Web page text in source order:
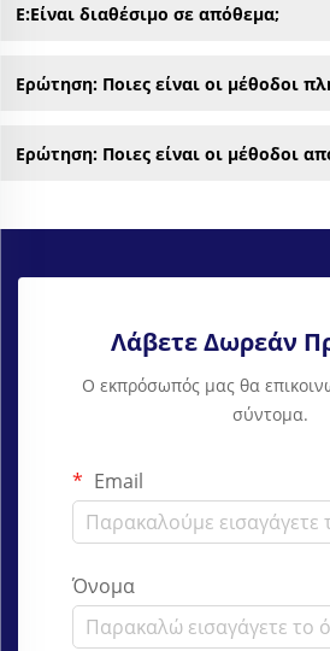
Ε:Είναι διαθέσιμο σε απόθεμα;
Ερώτηση: Ποιες είναι οι μέθοδοι
Ερώτηση: Ποιες είναι οι μέθοδοι
Λάβετε Δωρεάν
Ο εκπρόσωπός μας θα
σύντομα.
Email
Όνομα